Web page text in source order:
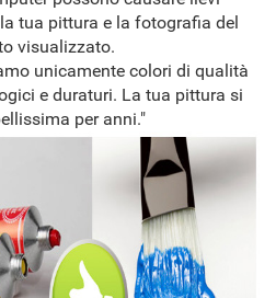
tua pittura e la fotografia del
visualizzato.
unicamente colori di qualità
e duraturi. La tua pittura si
per anni."